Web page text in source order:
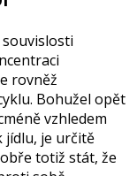
souvislosti
rovněž
Bohužel opět
vzhledem
jídlu, je určitě
totiž stát, že